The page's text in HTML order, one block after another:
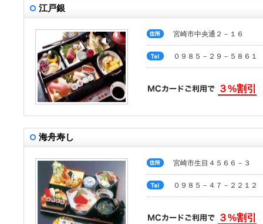
江戸銀
宮崎市中央通２－１６
０９８５－２９－５８６１
３%割引
海舟寿し
宮崎市生目４５６６－３
０９８５－４７－２２１２
３%割引